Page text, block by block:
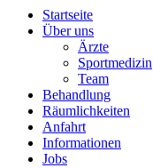
Startseite
Über uns
Ärzte
Sportmedizin
Team
Behandlung
Räumlichkeiten
Anfahrt
Informationen
Jobs